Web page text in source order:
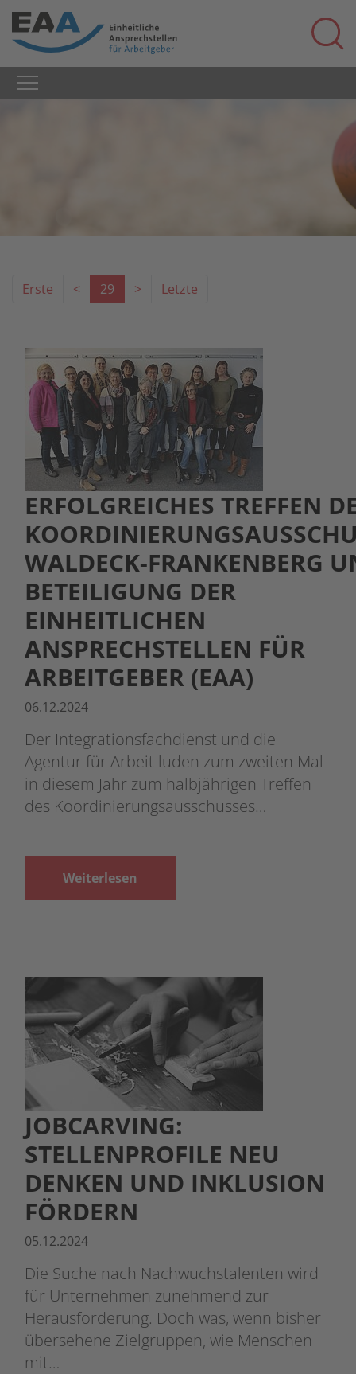
Erste < 29 > Letzte
ERFOLGREICHES TREFFEN
WALDECK-FRANKENBERG
BETEILIGUNG DER
EINHEITLICHEN
ANSPRECHSTELLEN FÜR
ARBEITGEBER (EAA)
06.12.2024
Der Integrationsfachdienst und die
Agentur für Arbeit luden zum zweiten Mal
in diesem Jahr zum halbjährigen Treffen
des Koordinierungsausschusses…
Weiterlesen
JOBCARVING:
STELLENPROFILE NEU
DENKEN UND INKLUSION
FÖRDERN
05.12.2024
Die Suche nach Nachwuchstalenten wird
für Unternehmen zunehmend zur
Herausforderung. Doch was, wenn bisher
übersehene Zielgruppen, wie Menschen
mit…